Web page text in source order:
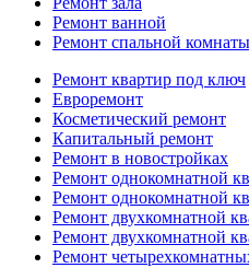
Ремонт ванной
Ремонт спальной комнаты
Ремонт квартир под ключ
Евроремонт
Косметический ремонт
Капитальный ремонт
Ремонт в новостройках
Ремонт однокомнатной
Ремонт однокомнатной
Ремонт двухкомнатной
Ремонт двухкомнатной
Ремонт